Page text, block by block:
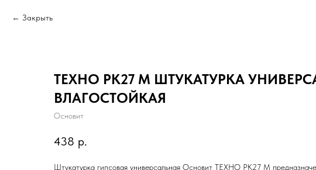
Закрыть
ТЕХНО РК27 M ШТУКАТУРКА
ВЛАГОСТОЙКАЯ
Основит
438 р.
Штукатурка гипсовая универсальная Основит ТЕХНО PK27 М